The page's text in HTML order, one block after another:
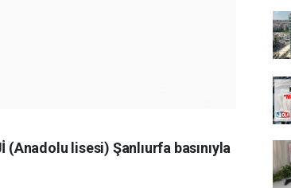
lisesi) Şanlıurfa basınıyla